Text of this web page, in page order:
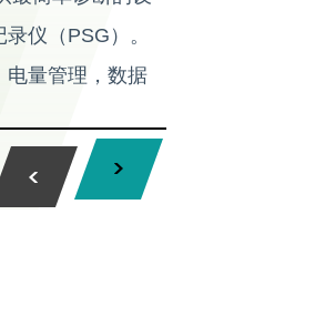
仪（PSG）。
电量管理，数据